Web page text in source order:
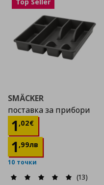
SMÄCKER
поставка за прибори
1,02€
Цена
1,99лв
10 точки
(13)